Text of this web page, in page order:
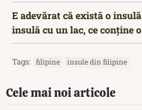
E adevărat că există o
insulă cu un lac, ce conține
Tags: filipine insule din filipine
Cele mai noi articole